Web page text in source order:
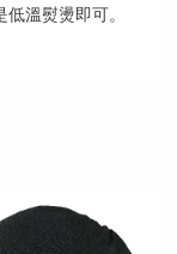
溫熨燙即可。